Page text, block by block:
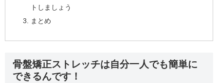
トしましょう
まとめ
骨盤矯正ストレッチは自分一人でも簡単に
できるんです！